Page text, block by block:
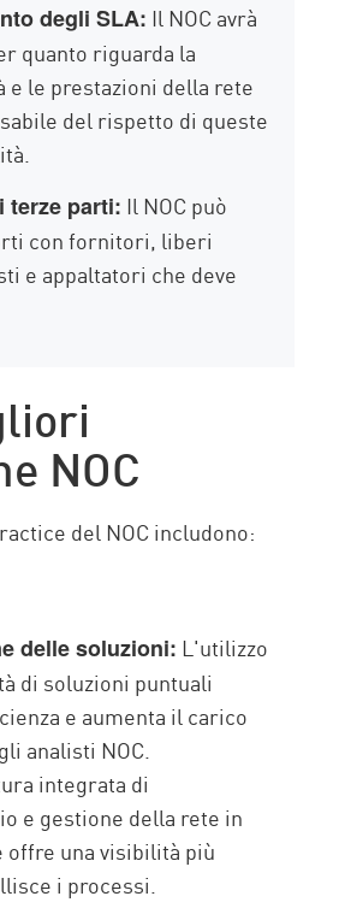
degli SLA: Il NOC avrà
quanto riguarda la
e le prestazioni della rete
del rispetto di queste
terze parti: Il NOC può
con fornitori, liberi
e appaltatori che deve
NOC
del NOC includono:
delle soluzioni: L'utilizzo
di soluzioni puntuali
e aumenta il carico
analisti NOC.
integrata di
e gestione della rete in
offre una visibilità più
i processi.